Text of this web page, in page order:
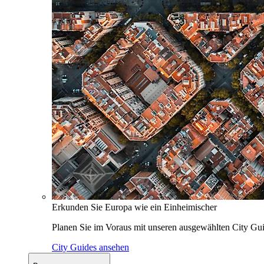
Erkunden Sie Europa wie ein Einheimischer
Planen Sie im Voraus mit unseren ausgewählten City
City Guides ansehen